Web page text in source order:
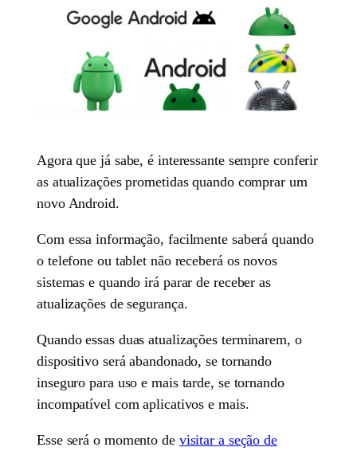
Agora que já sabe, é interessante sempre conferir
as atualizações prometidas quando comprar um
novo Android.
Com essa informação, facilmente saberá quando
o telefone ou tablet não receberá os novos
sistemas e quando irá parar de receber as
atualizações de segurança.
Quando essas duas atualizações terminarem, o
dispositivo será abandonado, se tornando
inseguro para uso e mais tarde, se tornando
incompatível com aplicativos e mais.
Esse será o momento de visitar a seção de